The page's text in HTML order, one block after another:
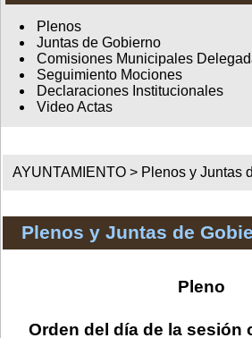
Plenos
Juntas de Gobierno
Comisiones Municipales
Seguimiento Mociones
Declaraciones Institucionales
Video Actas
AYUNTAMIENTO > Plenos y Juntas
Plenos y Juntas de
Pleno
Orden del día de la sesión